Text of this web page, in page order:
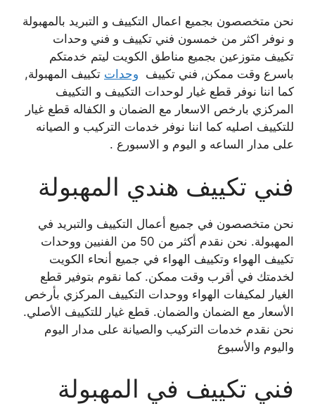
نحن متخصصون بجميع اعمال التكييف و التبريد بالمهبولة
و نوفر اكثر من خمسون فني تكييف و فني وحدات
تكييف متوزعين بجميع مناطق الكويت ليتم خدمتكم
باسرع وقت ممكن, فني تكييف وحدات تكييف المهبولة,
كما اننا نوفر قطع غيار لوحدات التكييف و التكييف
المركزي بارخص الاسعار مع الضمان و الكفاله قطع غيار
للتكييف اصليه كما اننا نوفر خدمات التركيب و الصيانه
على مدار الساعه و اليوم و الاسبورع .
فني تكييف هندي المهبولة
نحن متخصصون في جميع أعمال التكييف والتبريد في
المهبولة. نحن نقدم أكثر من 50 من الفنيين ووحدات
تكييف الهواء وتكييف الهواء في جميع أنحاء الكويت
لخدمتك في أقرب وقت ممكن. كما نقوم بتوفير قطع
الغيار لمكيفات الهواء ووحدات التكييف المركزي بأرخص
الأسعار مع الضمان والضمان. قطع غيار للتكييف الأصلي.
نحن نقدم خدمات التركيب والصيانة على مدار اليوم
واليوم والأسبوع
فني تكييف في المهبولة